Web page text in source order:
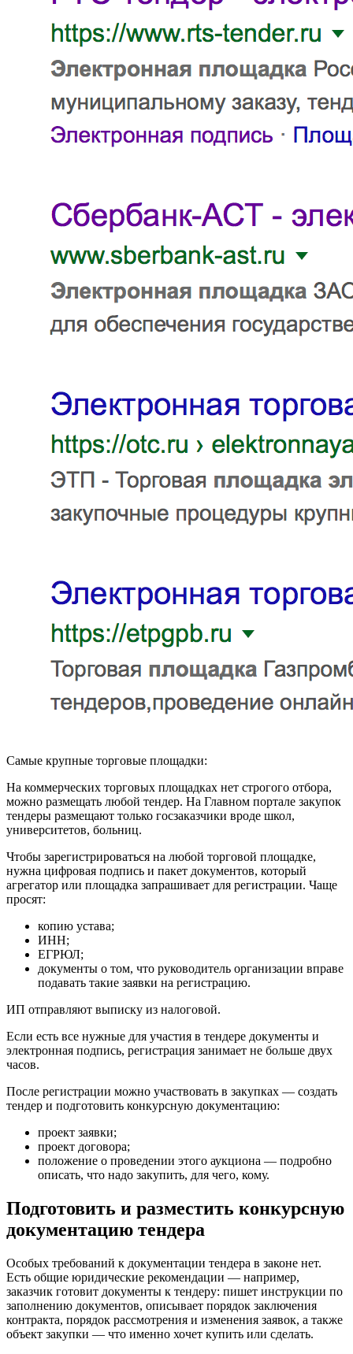
Самые крупные торговые площадки:
На коммерческих торговых площадках нет строгого отбора,
можно размещать любой тендер. На Главном портале закупок
тендеры размещают только госзаказчики вроде школ,
университетов, больниц.
Чтобы зарегистрироваться на любой торговой площадке,
нужна цифровая подпись и пакет документов, который
агрегатор или площадка запрашивает для регистрации. Чаще
просят:
копию устава;
ИНН;
ЕГРЮЛ;
документы о том, что руководитель организации вправе
подавать такие заявки на регистрацию.
ИП отправляют выписку из налоговой.
Если есть все нужные для участия в тендере документы и
электронная подпись, регистрация занимает не больше двух
часов.
После регистрации можно участвовать в закупках — создать
тендер и подготовить конкурсную документацию:
проект заявки;
проект договора;
положение о проведении этого аукциона — подробно
описать, что надо закупить, для чего, кому.
Подготовить и разместить конкурсную
документацию тендера
Особых требований к документации тендера в законе нет.
Есть общие юридические рекомендации — например,
заказчик готовит документы к тендеру: пишет инструкции по
заполнению документов, описывает порядок заключения
контракта, порядок рассмотрения и изменения заявок, а также
объект закупки — что именно хочет купить или сделать.